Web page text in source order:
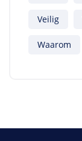
Veilig
Waarom